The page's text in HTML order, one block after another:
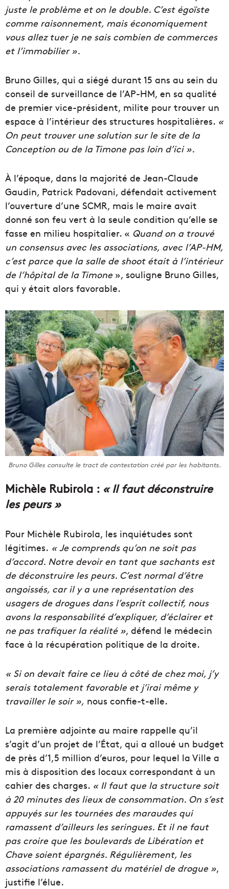
juste le problème et on le double. C’est égoïste
comme raisonnement, mais économiquement
vous allez tuer je ne sais combien de commerces
et l’immobilier ».
Bruno Gilles, qui a siégé durant 15 ans au sein du
conseil de surveillance de l’AP-HM, en sa qualité
de premier vice-président, milite pour trouver un
espace à l’intérieur des structures hospitalières. «
On peut trouver une solution sur le site de la
Conception ou de la Timone pas loin d’ici ».
À l’époque, dans la majorité de Jean-Claude
Gaudin, Patrick Padovani, défendait activement
l’ouverture d’une SCMR, mais le maire avait
donné son feu vert à la seule condition qu’elle se
fasse en milieu hospitalier. « Quand on a trouvé
un consensus avec les associations, avec l’AP-HM,
c’est parce que la salle de shoot était à l’intérieur
de l’hôpital de la Timone», souligne Bruno Gilles,
qui y était alors favorable.
Bruno Gilles consulte le tract de contestation créé par les habitants.
Michèle Rubirola : « Il faut déconstruire
les peurs »
Pour Michèle Rubirola, les inquiétudes sont
légitimes. « Je comprends qu’on ne soit pas
d’accord. Notre devoir en tant que sachants est
de déconstruire les peurs. C’est normal d’être
angoissés, car il y a une représentation des
usagers de drogues dans l’esprit collectif, nous
avons la responsabilité d’expliquer, d’éclairer et
ne pas trafiquer la réalité », défend le médecin
face à la récupération politique de la droite.
« Si on devait faire ce lieu à côté de chez moi, j’y
serais totalement favorable et j’irai même y
travailler le soir », nous confie-t-elle.
La première adjointe au maire rappelle qu’il
s’agit d’un projet de l’État, qui a alloué un budget
de près d’1,5 million d’euros, pour lequel la Ville a
mis à disposition des locaux correspondant à un
cahier des charges. « Il faut que la structure soit
à 20 minutes des lieux de consommation. On s’est
appuyés sur les tournées des maraudes qui
ramassent d’ailleurs les seringues. Et il ne faut
pas croire que les boulevards de Libération et
Chave soient épargnés. Régulièrement, les
associations ramassent du matériel de drogue »,
justifie l’élue.